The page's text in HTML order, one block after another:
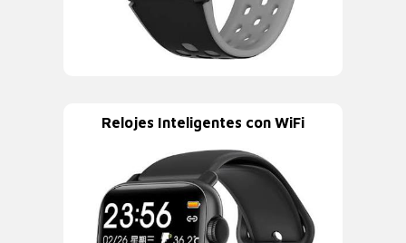
Relojes Inteligentes con WiFi